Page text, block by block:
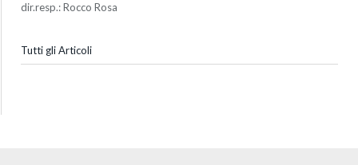
dir.resp.: Rocco Rosa
Tutti gli Articoli